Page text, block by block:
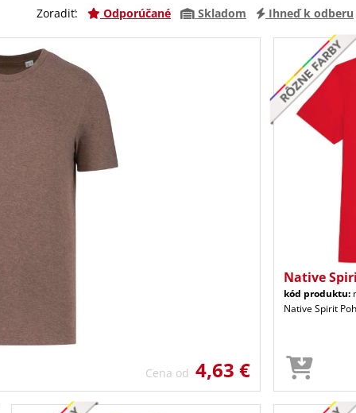
Zoradiť: Odporúčané Skladom Ihneď k odberu
Cena od 4,63 €
Native
kód produktu:
Native Spirit